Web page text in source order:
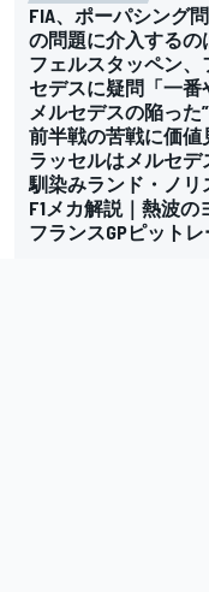
FIA、ポーパシング
の問題に介入するの
フェルスタッペン
セデスに疑問「一番
メルセデスの陥っ
前半戦の苦戦に価値
ラッセルはメルセ
馴染みランド・ノリ
F1メカ解説｜熱波
フランスGPピット